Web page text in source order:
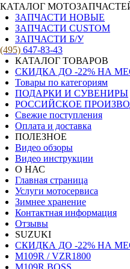
КАТАЛОГ
ЗАПЧАСТИ НОВЫЕ
ЗАПЧАСТИ CUSTOM
ЗАПЧАСТИ Б/У
(495) 647-83-43
КАТАЛОГ ТОВАРОВ
СКИДКА ДО -22% НА
Товары по категориям
ПОДАРКИ И СУВЕНИРЫ
РОССИЙСКОЕ
Свежие поступления
Оплата и доставка
ПОЛЕЗНОЕ
Видео обзоры
Видео инструкции
О НАС
Главная страница
Услуги мотосервиса
Зимнее хранение
Контактная информация
Отзывы
SUZUKI
СКИДКА ДО -22% НА
M109R / VZR1800
M109R BOSS